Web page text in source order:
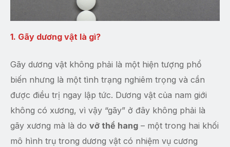
1. Gãy dương vật là gì?
Gãy dương vật không phải là một hiện tượng phổ
biến nhưng là một tình trạng nghiêm trọng và cần
được điều trị ngay lập tức. Dương vật của nam giới
không có xương, vì vậy “gãy” ở đây không phải là
gãy xương mà là do vỡ thể hang – một trong hai khối
mô hình trụ trong dương vật có nhiệm vụ cương